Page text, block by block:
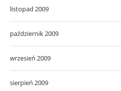
listopad 2009
październik 2009
wrzesień 2009
sierpień 2009